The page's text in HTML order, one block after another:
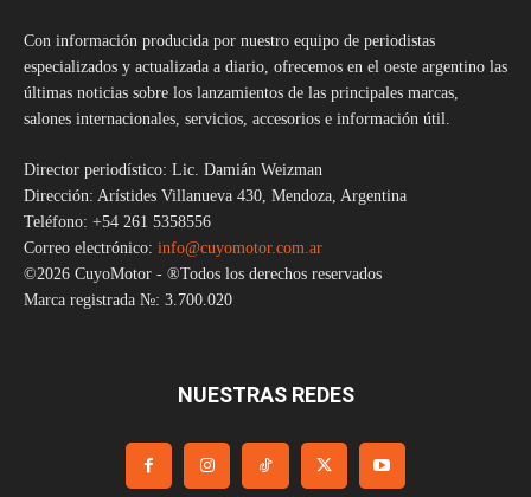
Con información producida por nuestro equipo de periodistas
especializados y actualizada a diario, ofrecemos en el oeste argentino las
últimas noticias sobre los lanzamientos de las principales marcas,
salones internacionales, servicios, accesorios e información útil.
Director periodístico: Lic. Damián Weizman
Dirección: Arístides Villanueva 430, Mendoza, Argentina
Teléfono: +54 261 5358556
Correo electrónico: info@cuyomotor.com.ar
©2026 CuyoMotor - ®Todos los derechos reservados
Marca registrada №: 3.700.020
NUESTRAS REDES